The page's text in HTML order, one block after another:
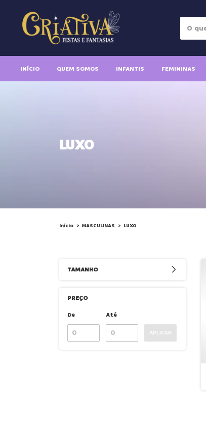
INÍCIO QUEM SOMOS INFANTIS FEMININAS
LUXO
Início > MASCULINAS > LUXO
TAMANHO
PREÇO
De
Até
APLICAR